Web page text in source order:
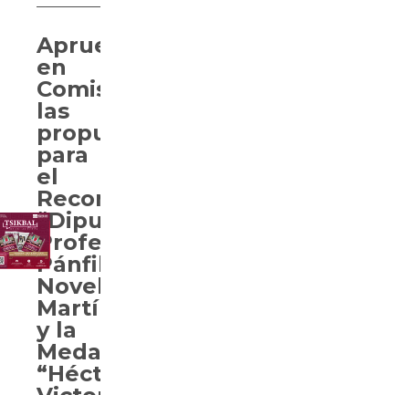
Aprueban
en
Comisiones
las
propuestas
para
el
Reconocimiento
“Diputado
Profesor
Pánfilo
Novelo
Martín”
y la
Medalla
“Héctor